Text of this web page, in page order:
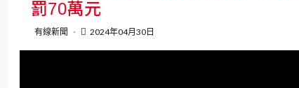
罰70萬元
有線新聞 2024年04月30日